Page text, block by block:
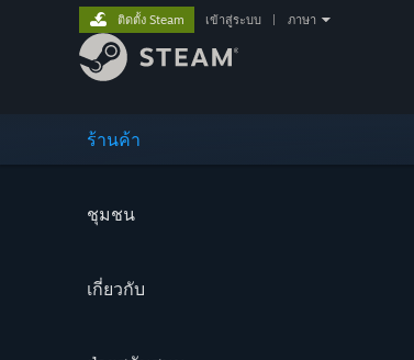
ร้านค้า
ชุมชน
เกี่ยวกับ
ติดตั้ง Steam เข้าสู่ระบบ ภาษา